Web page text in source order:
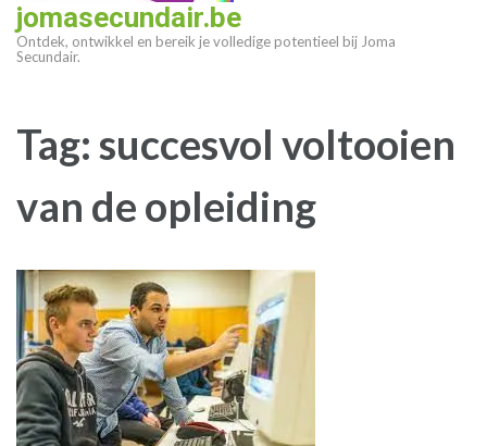
jomasecundair.be
Ontdek, ontwikkel en bereik je volledige potentieel bij Joma
Secundair.
Tag:succesvol voltooien
van de opleiding